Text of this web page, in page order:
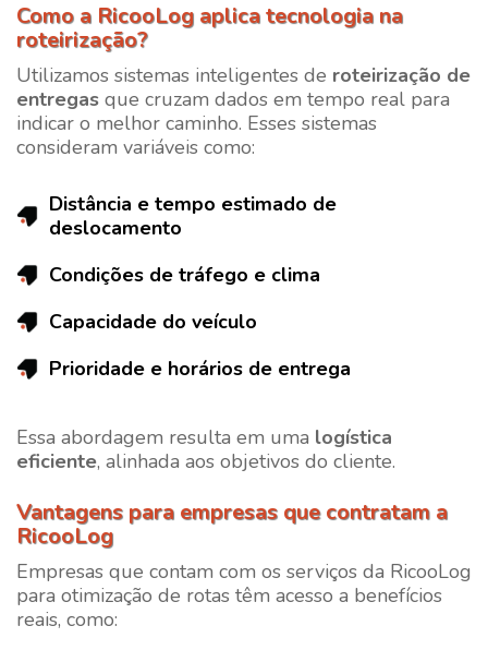
Como a RicooLog aplica tecnologia na
roteirização?
Utilizamos sistemas inteligentes de roteirização de
entregas que cruzam dados em tempo real para
indicar o melhor caminho. Esses sistemas
consideram variáveis como:
Distância e tempo estimado de
deslocamento
Condições de tráfego e clima
Capacidade do veículo
Prioridade e horários de entrega
Essa abordagem resulta em uma logística
eficiente, alinhada aos objetivos do cliente.
Vantagens para empresas que contratam a
RicooLog
Empresas que contam com os serviços da RicooLog
para otimização de rotas têm acesso a benefícios
reais, como: